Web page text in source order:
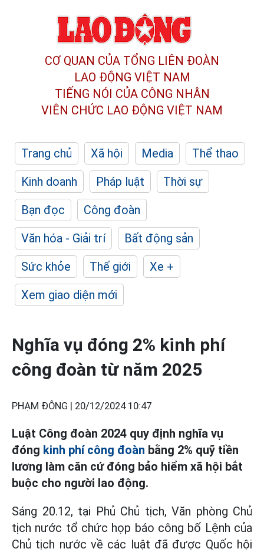
CƠ QUAN CỦA TỔNG LIÊN ĐOÀN
LAO ĐỘNG VIỆT NAM
TIẾNG NÓI CỦA CÔNG NHÂN
VIÊN CHỨC LAO ĐỘNG VIỆT NAM
Trang chủ Xã hội Media
Thể thao
Kinh doanh
Pháp luật
Thời sự
Bạn đọc
Công đoàn
Văn hóa - Giải trí
Bất động sản
Sức khỏe
Thế giới
Xe +
Xem giao diện mới
Nghĩa vụ đóng 2% kinh phí
công đoàn từ năm 2025
PHẠM ĐÔNG | 20/12/2024 10:47
Luật Công đoàn 2024 quy định nghĩa vụ
đóng kinh phí công đoàn bằng 2% quỹ tiền
lương làm căn cứ đóng bảo hiểm xã hội bắt
buộc cho người lao động.
Sáng 20.12, tại Phủ Chủ tịch, Văn phòng Chủ
tịch nước tổ chức họp báo công bố Lệnh của
Chủ tịch nước về các luật đã được Quốc hội